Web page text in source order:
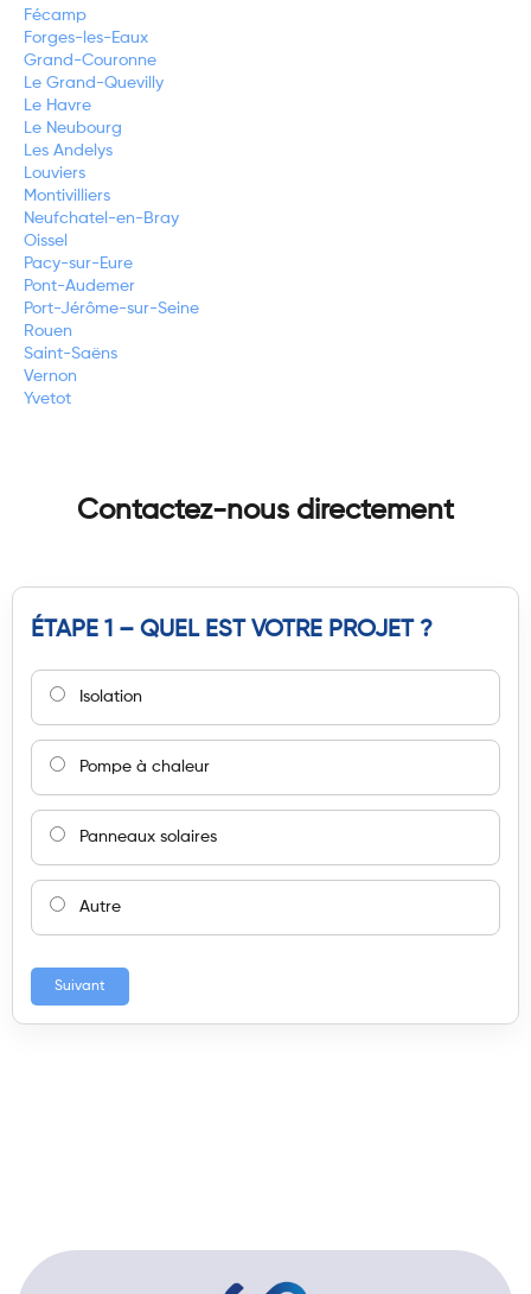
Fécamp
Forges-les-Eaux
Grand-Couronne
Le Grand-Quevilly
Le Havre
Le Neubourg
Les Andelys
Louviers
Montivilliers
Neufchatel-en-Bray
Oissel
Pacy-sur-Eure
Pont-Audemer
Port-Jérôme-sur-Seine
Rouen
Saint-Saëns
Vernon
Yvetot
Contactez-nous directement
ÉTAPE 1 – QUEL EST VOTRE PROJET ?
Isolation
Pompe à chaleur
Panneaux solaires
Autre
Suivant